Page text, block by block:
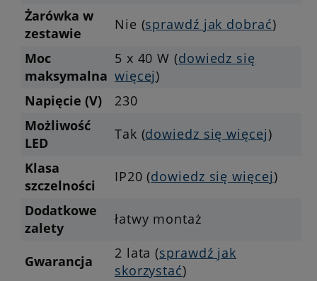
Żarówka w
zestawie
Nie (sprawdź jak dobrać)
Moc
maksymalna
5 x 40 W (dowiedz się
więcej)
Napięcie (V)
230
Możliwość
LED
Tak (dowiedz się więcej)
Klasa
szczelności
IP20 (dowiedz się więcej)
Dodatkowe
zalety
łatwy montaż
Gwarancja 2 lata (sprawdź jak
skorzystać)